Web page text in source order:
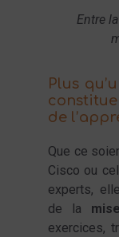
Entre
Plus
de
Que ce
Cisco ou
experts,
de la
exercices,